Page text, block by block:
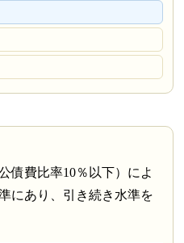
債費比率10％以下）によ
にあり、引き続き水準を